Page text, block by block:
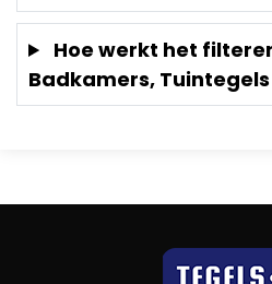
Hoe werkt het
Badkamers,